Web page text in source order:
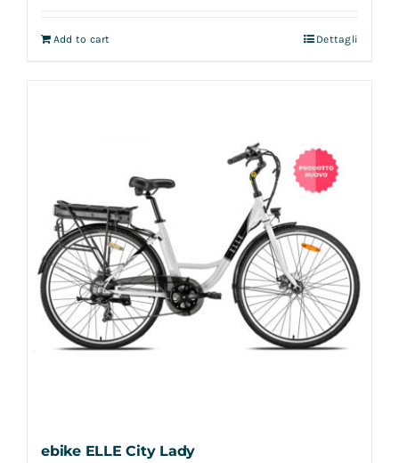
Add to cart Dettagli
ebike ELLE City Lady